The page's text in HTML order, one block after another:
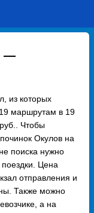
—
из которых
маршрутам в 19
Чтобы
Окулов на
поиска нужно
поездки. Цена
отправления и
Также можно
а на